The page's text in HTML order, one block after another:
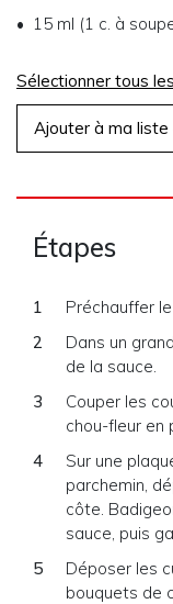
15 ml (1 c. à
Sélectionner tous
Ajouter à ma liste
Étapes
Préchauffer
Dans un
de la sauce.
Couper les
chou-fleur en
Sur une
parchemin,
côte.
sauce, puis
Déposer les
bouquets de